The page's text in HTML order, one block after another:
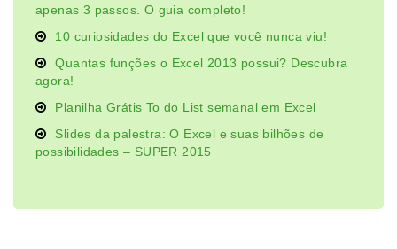
apenas 3 passos. O guia completo!
10 curiosidades do Excel que você nunca viu!
Quantas funções o Excel 2013 possui? Descubra
agora!
Planilha Grátis To do List semanal em Excel
Slides da palestra: O Excel e suas bilhões de
possibilidades – SUPER 2015